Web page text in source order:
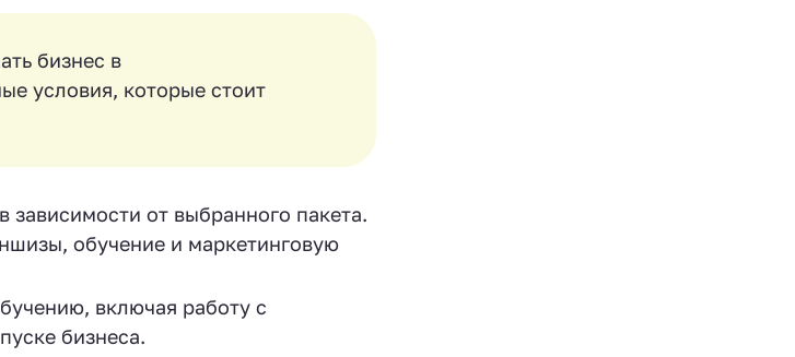
бизнес в
условия, которые стоит
от выбранного пакета.
обучение и маркетинговую
включая работу с
бизнеса.